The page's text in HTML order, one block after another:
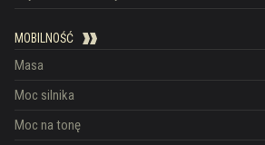
MOBILNOŚĆ
Masa
Moc silnika
Moc na tonę